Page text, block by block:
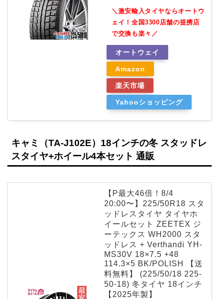
＼激安輸入タイヤならオートウ
ェイ！全国3300店舗の提携店
で交換も楽々／
オートウェイ
Amazon
楽天市場
Yahooショッピング
キャミ（TA-J102E）18インチの冬 スタッドレ
スタイヤ+ホイール4本セット 通販
【P最大46倍！8/4
20:00〜】225/50R18 スタ
ッドレスタイヤ タイヤホ
イールセット ZEETEX ジ
ーテックス WH2000 スタ
ッドレス + Verthandi YH-
MS30V 18×7.5 +48
114.3×5 BK/POLISH 【送
料無料】 (225/50/18 225-
50-18) 冬タイヤ 18インチ
【2025年製】